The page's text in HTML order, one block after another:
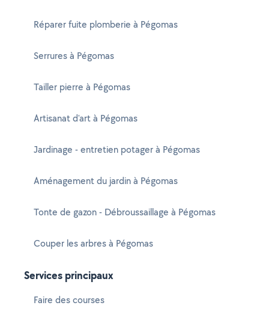
Réparer fuite plomberie à Pégomas
Serrures à Pégomas
Tailler pierre à Pégomas
Artisanat d'art à Pégomas
Jardinage - entretien potager à Pégomas
Aménagement du jardin à Pégomas
Tonte de gazon - Débroussaillage à Pégomas
Couper les arbres à Pégomas
Services principaux
Faire des courses